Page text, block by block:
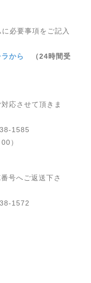
必要事項をご記入
から
（24時間受
応させて頂きま
1585
）
号へご返送下さ
1572